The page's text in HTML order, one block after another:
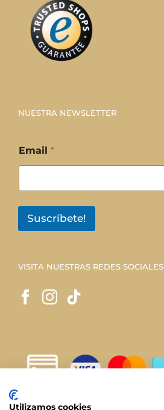
NUESTRA NEWSLETTER
Email *
Suscríbete!
VISITA NUESTRAS REDES SOCIALES
Utilizamos cookies